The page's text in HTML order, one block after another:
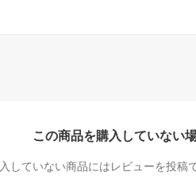
この商品を購入していない
していない商品にはレビューを投稿